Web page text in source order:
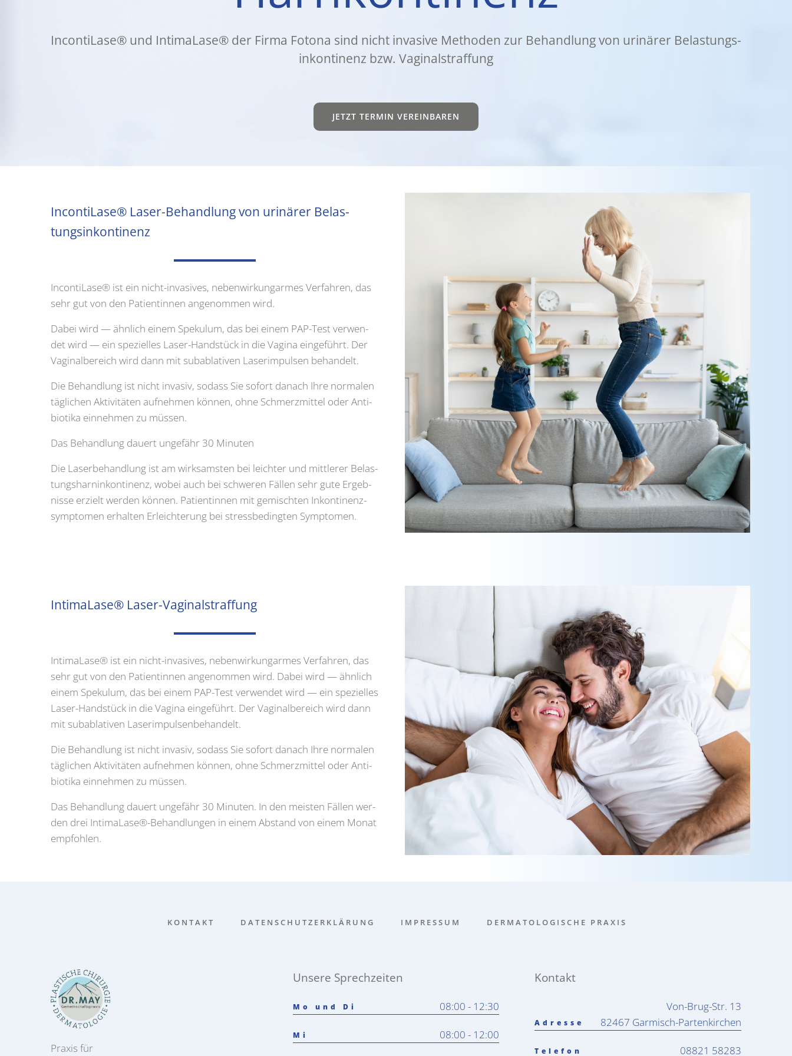
Incon­ti­La­se® und Inti­ma­La­se® der Fir­ma Foto­na sind nicht inva­si­ve Metho­den zur Behand­lung von uri­nä­rer Belas­tungs­
in­kon­ti­nenz bzw. Vagi­nal­straf­fung
JETZT TER­MIN VER­EIN­BA­REN
Incon­ti­La­se® Laser-Behand­lung von uri­nä­rer Belas­
tungs­in­kon­ti­nenz
Incon­ti­La­se® ist ein nicht-inva­si­ves, neben­wir­kung­ar­mes Ver­fah­ren, das
sehr gut von den Pati­en­tin­nen ange­nom­men wird.
Dabei wird — ähn­lich einem Spe­ku­lum, das bei einem PAP-Test ver­wen­
det wird — ein spe­zi­el­les Laser-Hand­stück in die Vagi­na ein­ge­führt. Der
Vagi­nal­be­reich wird dann mit sub­ab­la­ti­ven Laser­im­pul­sen behan­delt.
Die Behand­lung ist nicht inva­siv, sodass Sie sofort danach Ihre nor­ma­len
täg­li­chen Akti­vi­tä­ten auf­neh­men kön­nen, ohne Schmerz­mit­tel oder Anti­
bio­ti­ka ein­neh­men zu müs­sen.
Das Behand­lung dau­ert unge­fähr 30 Minu­ten
Die Laser­be­hand­lung ist am wirk­sams­ten bei leich­ter und mitt­le­rer Belas­
tungs­harn­in­kon­ti­nenz, wobei auch bei schwe­ren Fäl­len sehr gute Ergeb­
nis­se erzielt wer­den kön­nen. Pati­en­tin­nen mit gemisch­ten Inkon­ti­nenz­
sym­pto­men erhal­ten Erleich­te­rung bei stress­be­ding­ten Sym­pto­men.
Inti­ma­La­se® Laser-Vagi­nal­straf­fung
Inti­ma­La­se® ist ein nicht-inva­si­ves, neben­wir­kung­ar­mes Ver­fah­ren, das
sehr gut von den Pati­en­tin­nen ange­nom­men wird. Dabei wird — ähn­lich
einem Spe­ku­lum, das bei einem PAP-Test ver­wen­det wird — ein spe­zi­el­les
Laser-Hand­stück in die Vagi­na ein­ge­führt. Der Vagi­nal­be­reich wird dann
mit sub­ab­la­ti­ven Laser­im­pul­sen­be­han­delt.
Die Behand­lung ist nicht inva­siv, sodass Sie sofort danach Ihre nor­ma­len
täg­li­chen Akti­vi­tä­ten auf­neh­men kön­nen, ohne Schmerz­mit­tel oder Anti­
bio­ti­ka ein­neh­men zu müs­sen.
Das Behand­lung dau­ert unge­fähr 30 Minu­ten. In den meis­ten Fäl­len wer­
den drei IntimaLase®-Behandlungen in einem Abstand von einem Monat
emp­foh­len.
KON­TAKT DATEN­SCHUTZ­ER­KLÄ­RUNG IMPRES­SUM DER­MA­TO­LO­GI­SCHE PRA­XIS
Praxis für
Unsere Sprechzeiten
Mo und Di 08:00 - 12:30
Mi 08:00 - 12:00
Kontakt
Adresse
Von-Brug-Str. 13
82467 Garmisch-Partenkirchen
Telefon 08821 58283